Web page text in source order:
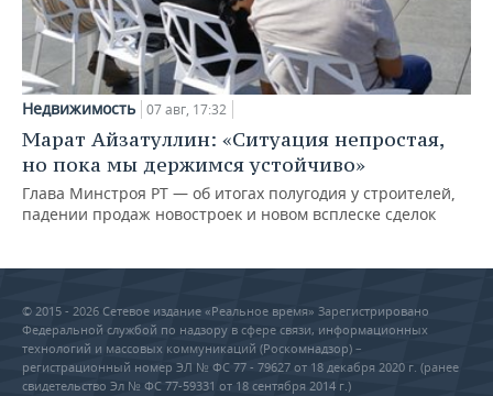
Недвижимость 07 авг, 17:32
Марат Айзатуллин: «Ситуация непростая,
но пока мы держимся устойчиво»
Глава Минстроя РТ — об итогах полугодия у строителей,
падении продаж новостроек и новом всплеске сделок
© 2015 - 2026 Сетевое издание «Реальное время» Зарегистрировано
Федеральной службой по надзору в сфере связи, информационных
технологий и массовых коммуникаций (Роскомнадзор) –
регистрационный номер ЭЛ № ФС 77 - 79627 от 18 декабря 2020 г. (ранее
свидетельство Эл № ФС 77-59331 от 18 сентября 2014 г.)